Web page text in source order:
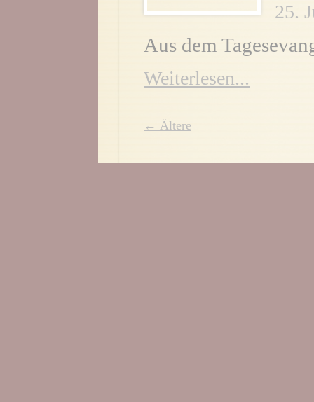
25.
Aus dem
Weiterlesen...
← Ältere